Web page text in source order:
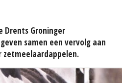
Drents Groninger
samen een vervolg aan
zetmeelaardappelen.